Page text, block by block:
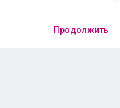
Продолжить